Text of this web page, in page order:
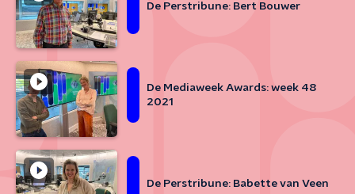
De Perstribune: Bert Bouwer
De Mediaweek Awards: week 48
2021
De Perstribune: Babette van Veen